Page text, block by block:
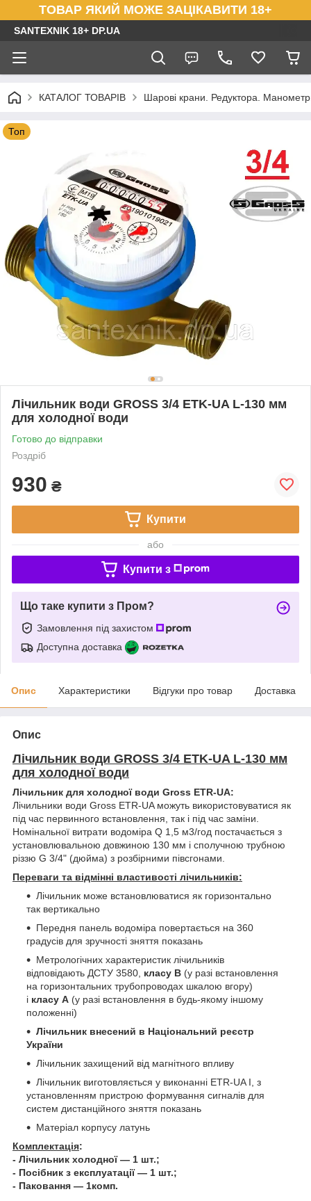
ТОВАР ЯКИЙ МОЖЕ ЗАЦІКАВИТИ 18+
SANTEXNIK 18+ DP.UA
КАТАЛОГ ТОВАРІВ Шарові крани. Редуктора.
Топ
Лічильник води GROSS 3/4 ETK-UA L-130 мм
для холодної води
Готово до відправки
Роздріб
930 ₴
Купити
або
Купити з
Що таке купити з Пром?
Замовлення під захистом
Доступна доставка
Опис Характеристики Відгуки про товар Доставка
Опис
Лічильник води GROSS 3/4 ETK-UA L-130 мм
для холодної води
Лічильник для холодної води Gross ETR-UA:
Лічильники води Gross ETR-UA можуть використовуватися як
під час первинного встановлення, так і під час заміни.
Номінальної витрати водоміра Q 1,5 м3/год постачається з
установлювальною довжиною 130 мм і сполучною трубною
різзю G 3/4" (дюйма) з розбірними півсгонами.
Переваги та відмінні властивості лічильників:
Лічильник може встановлюватися як горизонтально
так вертикально
Передня панель водоміра повертається на 360
градусів для зручності зняття показань
Метрологічних характеристик лічильників
відповідають ДСТУ 3580, класу В (у разі встановлення
на горизонтальних трубопроводах шкалою вгору)
і класу А (у разі встановлення в будь-якому іншому
положенні)
Лічильник внесений в Національний реєстр
України
Лічильник захищений від магнітного впливу
Лічильник виготовляється у виконанні ETR-UA I, з
установленням пристрою формування сигналів для
систем дистанційного зняття показань
Матеріал корпусу латунь
Комплектація:
- Лічильник холодної — 1 шт.;
- Посібник з експлуатації — 1 шт.;
- Паковання — 1комп.